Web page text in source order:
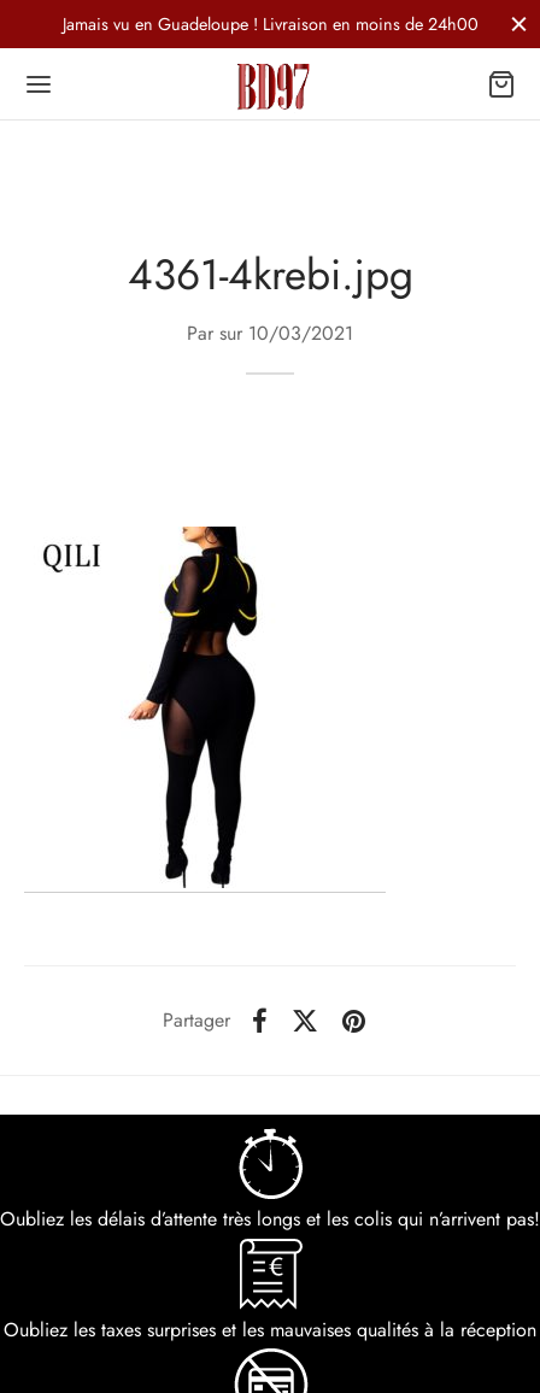
Jamais vu en Guadeloupe ! Livraison en moins de 24h00
4361-4krebi.jpg
Par sur 10/03/2021
Partager
Oubliez les délais d’attente très longs et les colis qui n’arrivent pas!
Oubliez les taxes surprises et les mauvaises qualités à la réception